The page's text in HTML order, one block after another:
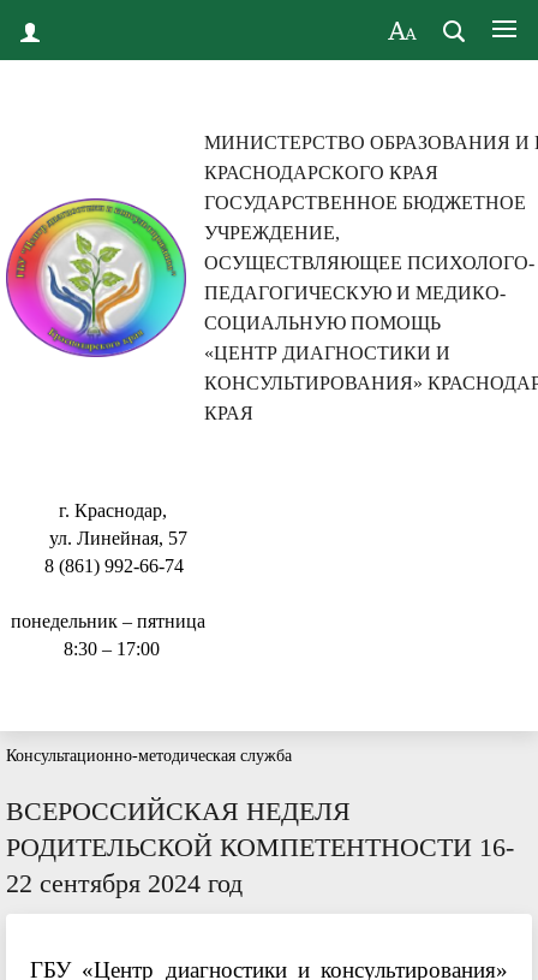
МИНИСТЕРСТВО ОБРАЗОВАНИЯ И
КРАСНОДАРСКОГО КРАЯ
ГОСУДАРСТВЕННОЕ БЮДЖЕТНОЕ
УЧРЕЖДЕНИЕ,
ОСУЩЕСТВЛЯЮЩЕЕ ПСИХОЛОГО-
ПЕДАГОГИЧЕСКУЮ И МЕДИКО-
СОЦИАЛЬНУЮ ПОМОЩЬ
«ЦЕНТР ДИАГНОСТИКИ И
КОНСУЛЬТИРОВАНИЯ»
КРАЯ
г. Краснодар,
ул. Линейная, 57
8 (861) 992-66-74
понедельник – пятница
8:30 – 17:00
Консультационно-методическая служба
ВСЕРОССИЙСКАЯ НЕДЕЛЯ
РОДИТЕЛЬСКОЙ КОМПЕТЕНТНОСТИ 16-
22 сентября 2024 год
ГБУ «Центр диагностики и консультирования»